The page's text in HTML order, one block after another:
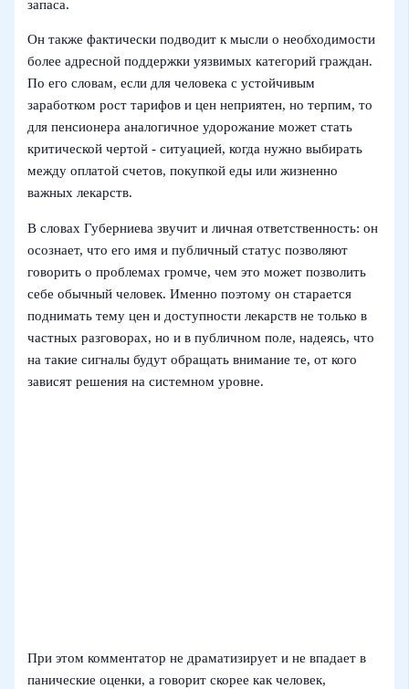
запаса.
Он также фактически подводит к мысли о необходимости
более адресной поддержки уязвимых категорий граждан.
По его словам, если для человека с устойчивым
заработком рост тарифов и цен неприятен, но терпим, то
для пенсионера аналогичное удорожание может стать
критической чертой - ситуацией, когда нужно выбирать
между оплатой счетов, покупкой еды или жизненно
важных лекарств.
В словах Губерниева звучит и личная ответственность: он
осознает, что его имя и публичный статус позволяют
говорить о проблемах громче, чем это может позволить
себе обычный человек. Именно поэтому он старается
поднимать тему цен и доступности лекарств не только в
частных разговорах, но и в публичном поле, надеясь, что
на такие сигналы будут обращать внимание те, от кого
зависят решения на системном уровне.
При этом комментатор не драматизирует и не впадает в
панические оценки, а говорит скорее как человек,